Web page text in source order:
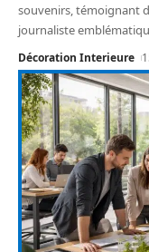
souvenirs, témoignant
journaliste
Décoration Interieure